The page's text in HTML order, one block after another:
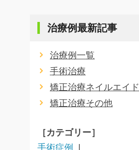
治療例最新記事
治療例一覧
手術治療
矯正治療ネイルエイド
矯正治療その他
［カテゴリー］
手術症例